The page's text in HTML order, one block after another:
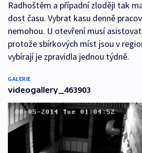
Radhoštěm a případní zloději tak
dost času. Vybrat kasu denně
nemohou. U otevření musí
protože sbírkových míst jsou v
vybírají je zpravidla jednou týdně.
GALERIE
videogallery_463903